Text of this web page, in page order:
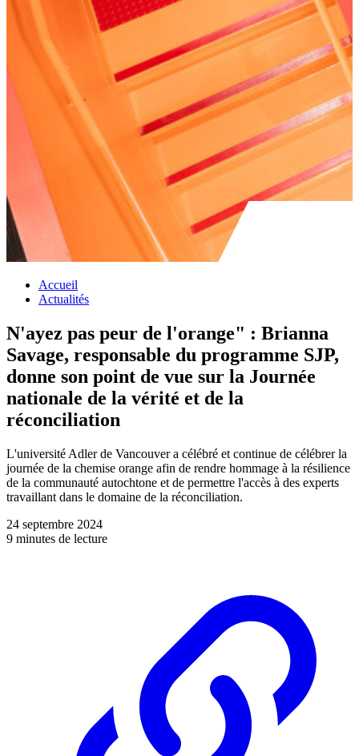
Accueil
Actualités
N'ayez pas peur de l'orange" : Brianna
Savage, responsable du programme SJP,
donne son point de vue sur la Journée
nationale de la vérité et de la
réconciliation
L'université Adler de Vancouver a célébré et continue de célébrer la
journée de la chemise orange afin de rendre hommage à la résilience
de la communauté autochtone et de permettre l'accès à des experts
travaillant dans le domaine de la réconciliation.
24 septembre 2024
9 minutes de lecture